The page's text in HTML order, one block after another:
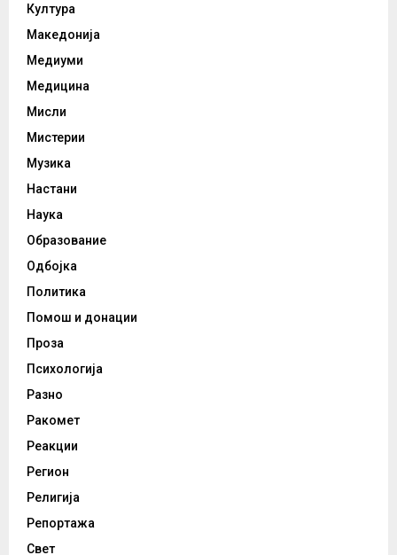
Култура
Македонија
Медиуми
Медицина
Мисли
Мистерии
Музика
Настани
Наука
Образование
Одбојка
Политика
Помош и донации
Проза
Психологија
Разно
Ракомет
Реакции
Регион
Религија
Репортажа
Свет